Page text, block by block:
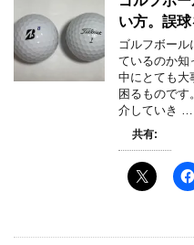
い方。誤球
ゴルフボー
ているのか知
中にとても大
困るものです
介していき …
共有: